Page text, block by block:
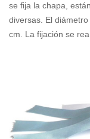
se fija la chapa,
diversas. El
cm. La fijación se